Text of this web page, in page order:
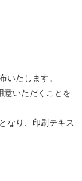
いたします。
意いただくことを
なり、印刷テキス